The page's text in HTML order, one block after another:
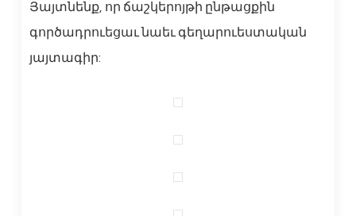
Յայտնենք, որ ճաշկերոյթի ընթացքին
գործադրուեցաւ նաեւ գեղարուեստական
յայտագիր: